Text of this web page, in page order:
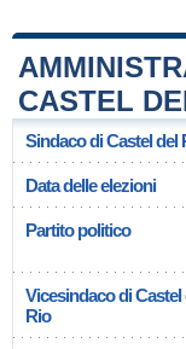
CASTEL
Sindaco di Castel del
Data delle elezioni
Partito politico
Vicesindaco di Castel
Rio